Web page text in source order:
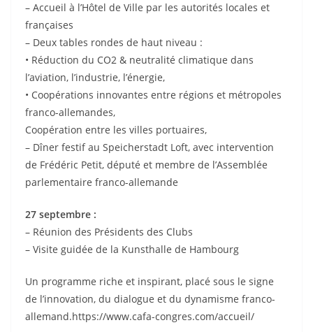
– Accueil à l’Hôtel de Ville par les autorités locales et
françaises
– Deux tables rondes de haut niveau :
• Réduction du CO2 & neutralité climatique dans
l’aviation, l’industrie, l’énergie,
• Coopérations innovantes entre régions et métropoles
franco-allemandes,
Coopération entre les villes portuaires,
– Dîner festif au Speicherstadt Loft, avec intervention
de Frédéric Petit, député et membre de l’Assemblée
parlementaire franco-allemande
27 septembre :
– Réunion des Présidents des Clubs
– Visite guidée de la Kunsthalle de Hambourg
Un programme riche et inspirant, placé sous le signe
de l’innovation, du dialogue et du dynamisme franco-
allemand.https://www.cafa-congres.com/accueil/